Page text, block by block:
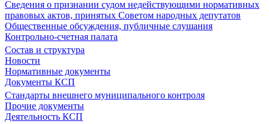
Сведения о признании судом недействующими нормативных
правовых актов, принятых Советом народных депутатов
Общественные обсуждения, публичные слушания
Контрольно-счетная палата
Состав и структура
Новости
Нормативные документы
Документы КСП
Стандарты внешнего муниципального контроля
Прочие документы
Деятельность КСП